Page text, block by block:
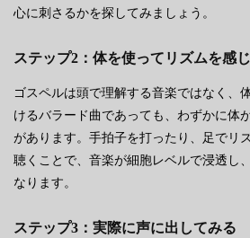
心に刺さるかを探してみましょう。
ステップ2：体を使ってリズムを感
ゴスペルは頭で理解する音楽ではなく、
けるバラード曲であっても、わずかに体
があります。手拍子を打ったり、足でリ
聴くことで、音楽が細胞レベルで浸透し
なります。
ステップ3：実際に声に出してみる